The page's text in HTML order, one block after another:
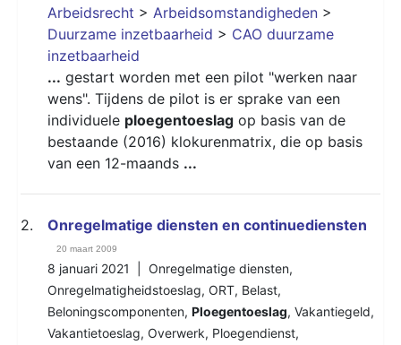
Arbeidsrecht > Arbeidsomstandigheden >
Duurzame inzetbaarheid > CAO duurzame
inzetbaarheid
... gestart worden met een pilot "werken naar
wens". Tijdens de pilot is er sprake van een
individuele ploegentoeslag op basis van de
bestaande (2016) klokurenmatrix, die op basis
van een 12-maands ...
2. Onregelmatige diensten en continuediensten
20 maart 2009
8 januari 2021 | Onregelmatige diensten,
Onregelmatigheidstoeslag, ORT, Belast,
Beloningscomponenten, Ploegentoeslag, Vakantiegeld,
Vakantietoeslag, Overwerk, Ploegendienst,